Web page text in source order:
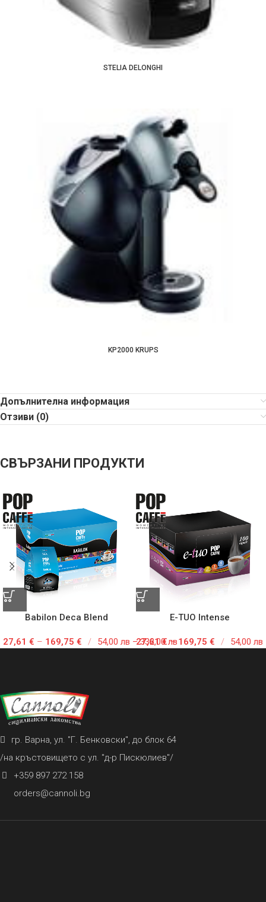
STELIA DELONGHI
KP2000 KRUPS
Допълнителна информация
Отзиви (0)
СВЪРЗАНИ ПРОДУКТИ
Babilon Deca Blend
27,61 € – 169,75 € / 54,00 лв – 332,00 лв
E-TUO Intense
27,61€–169,75 € / 54,00
гр. Варна, ул. "Г. Бенковски", до блок 64
/на кръстовището с ул. "д-р Пискюлиев"/
+359 897 272 158
orders@cannoli.bg